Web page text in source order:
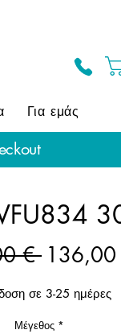
Για εμάς
€
σε 3-25 ημέρες
Μέγεθος *